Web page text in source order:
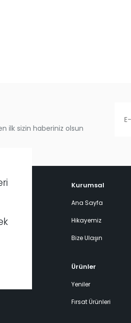
ilk sizin haberiniz olsun
Kurumsal
Ana Sayfa
Hikayemiz
Bize Ulaşın
Ürünler
Yeniler
Fırsat Ürünleri